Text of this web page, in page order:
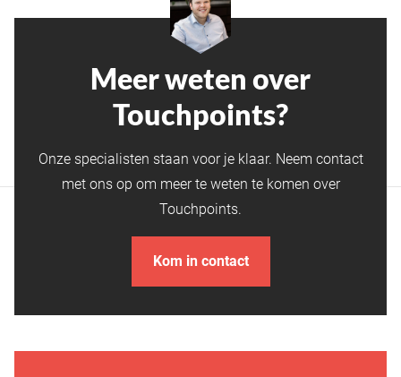
Meer weten over
Touchpoints?
Onze specialisten staan voor je klaar. Neem contact
met ons op om meer te weten te komen over
Touchpoints.
Kom in contact